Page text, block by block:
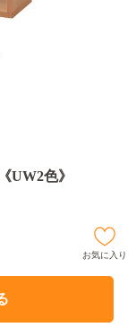
UW2色》
お気に入り